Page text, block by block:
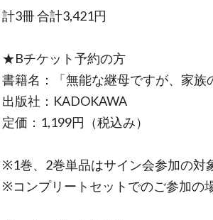
計3冊 合計3,421円
★Bチケット予約の方
書籍名：「無能な継母ですが、家
出版社：KADOKAWA
定価：1,199円（税込み）
※1巻、2巻単品はサイン会参加の対
※コンプリートセットでのご参加の